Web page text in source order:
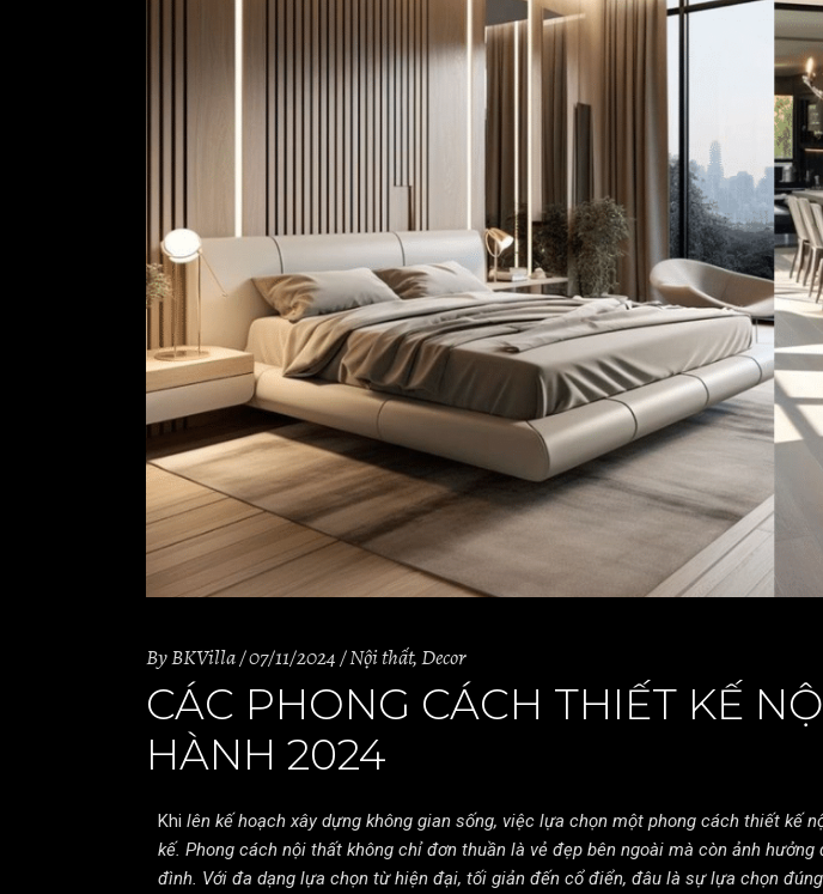
ByBKVilla 07/11/2024 Nội thất,Decor
CÁC PHONG CÁCH THIẾT KẾ
HÀNH 2024​
Khi lên kế hoạch xây dựng không gian sống, việc lựa chọn một phong cách thiết
kế. Phong cách nội thất không chỉ đơn thuần là vẻ đẹp bên ngoài mà còn ảnh hưởng
đình. Với đa dạng lựa chọn từ hiện đại, tối giản đến cổ điển, đâu là sự lựa chọn